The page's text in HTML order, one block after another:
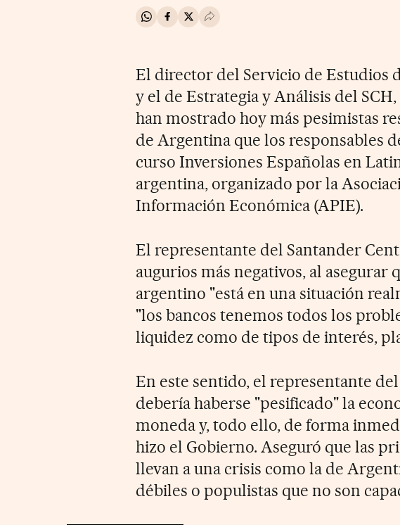
Compartir en Whatsapp
Compartir en Facebook
Compartir en Twitter
Desplegar Redes Sociales
El director del Servicio de Estudios
y el de Estrategia y Análisis del SCH,
han mostrado hoy más pesimistas
de Argentina que los responsables
curso Inversiones Españolas en
argentina, organizado por la
Información Económica (APIE).
El representante del Santander
augurios más negativos, al asegurar
argentino "está en una situación
"los bancos tenemos todos los
liquidez como de tipos de interés,
En este sentido, el representante
debería haberse "pesificado" la
moneda y, todo ello, de forma
hizo el Gobierno. Aseguró que las
llevan a una crisis como la de
débiles o populistas que no son